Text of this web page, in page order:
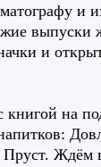
и
выпуски
и
книгой на
Ждём